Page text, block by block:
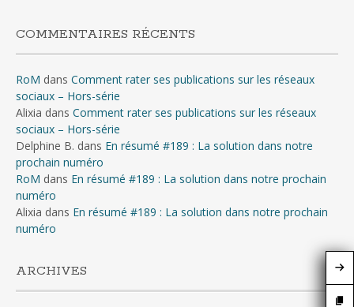
COMMENTAIRES RÉCENTS
RoM dans Comment rater ses publications sur les réseaux
sociaux – Hors-série
Alixia dans Comment rater ses publications sur les réseaux
sociaux – Hors-série
Delphine B. dans En résumé #189 : La solution dans notre
prochain numéro
RoM dans En résumé #189 : La solution dans notre prochain
numéro
Alixia dans En résumé #189 : La solution dans notre prochain
numéro
ARCHIVES